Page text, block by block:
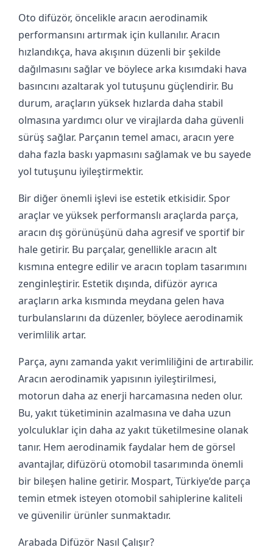
Oto difüzör, öncelikle aracın aerodinamik
performansını artırmak için kullanılır. Aracın
hızlandıkça, hava akışının düzenli bir şekilde
dağılmasını sağlar ve böylece arka kısımdaki hava
basıncını azaltarak yol tutuşunu güçlendirir. Bu
durum, araçların yüksek hızlarda daha stabil
olmasına yardımcı olur ve virajlarda daha güvenli
sürüş sağlar. Parçanın temel amacı, aracın yere
daha fazla baskı yapmasını sağlamak ve bu sayede
yol tutuşunu iyileştirmektir.
Bir diğer önemli işlevi ise estetik etkisidir. Spor
araçlar ve yüksek performanslı araçlarda parça,
aracın dış görünüşünü daha agresif ve sportif bir
hale getirir. Bu parçalar, genellikle aracın alt
kısmına entegre edilir ve aracın toplam tasarımını
zenginleştirir. Estetik dışında, difüzör ayrıca
araçların arka kısmında meydana gelen hava
turbulanslarını da düzenler, böylece aerodinamik
verimlilik artar.
Parça, aynı zamanda yakıt verimliliğini de artırabilir.
Aracın aerodinamik yapısının iyileştirilmesi,
motorun daha az enerji harcamasına neden olur.
Bu, yakıt tüketiminin azalmasına ve daha uzun
yolculuklar için daha az yakıt tüketilmesine olanak
tanır. Hem aerodinamik faydalar hem de görsel
avantajlar, difüzörü otomobil tasarımında önemli
bir bileşen haline getirir. Mospart, Türkiye’de parça
temin etmek isteyen otomobil sahiplerine kaliteli
ve güvenilir ürünler sunmaktadır.
Arabada Difüzör Nasıl Çalışır?